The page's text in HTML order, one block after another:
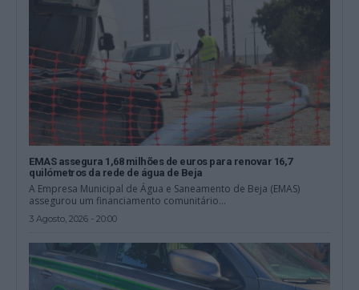
EMAS assegura 1,68 milhões de euros para renovar 16,7
quilómetros da rede de água de Beja
A Empresa Municipal de Água e Saneamento de Beja (EMAS)
assegurou um financiamento comunitário...
3 Agosto, 2026 - 20:00